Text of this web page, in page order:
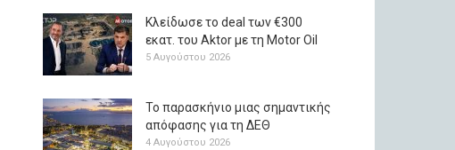
Κλείδωσε το deal των €300
εκατ. του Aktor με τη Μotor Oil
5 Αυγούστου 2026
Το παρασκήνιο μιας σημαντικής
απόφασης για τη ΔΕΘ
4 Αυγούστου 2026